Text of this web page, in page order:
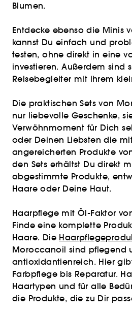
Blumen.
Entdecke ebenso die Minis
kannst Du einfach und
testen, ohne direkt in eine
investieren. Außerdem sind
Reisebegleiter mit ihrem
Die praktischen Sets von
nur liebevolle Geschenke,
Verwöhnmoment für Dich
oder Deinen Liebsten die
angereicherten Produkte
den Sets erhältst Du direkt
abgestimmte Produkte,
Haare oder Deine Haut.
Haarpflege mit Öl-Faktor
Finde eine komplette
Haare. Die
Moroccanoil sind pflegend
antioxidantienreich. Hier
Farbpflege bis Reparatur.
Haartypen und für alle
die Produkte, die zu Dir